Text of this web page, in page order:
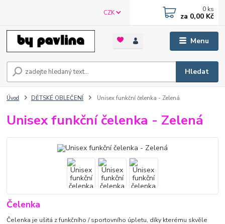
Menu
CZK
Hledat
0 ks
za 0,00 Kč
Úvod DĚTSKÉ OBLEČENÍ Unisex funkční čelenka - Zelená
Unisex funkční čelenka - Zelená
Čelenka
Čelenka je ušitá z funkčního / sportovního úpletu, díky kterému skvěle